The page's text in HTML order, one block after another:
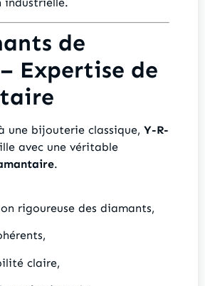
de
Expertise de
une bijouterie classique, Y-R-
avec une véritable
.
rigoureuse des diamants,
claire,